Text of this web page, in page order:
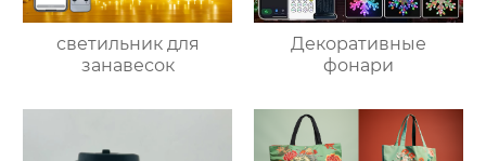
светильник для
занавесок
Декоративные
фонари